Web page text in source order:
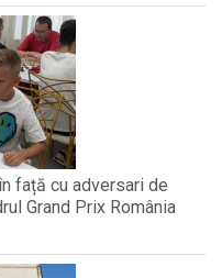
față cu adversari de
Grand Prix România